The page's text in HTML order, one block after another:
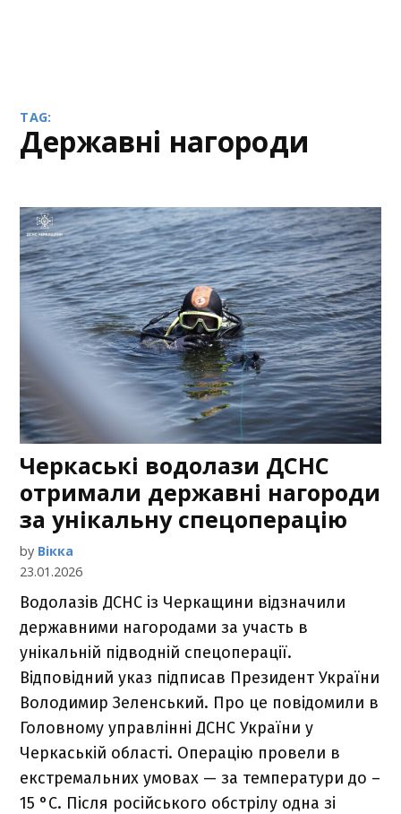
TAG:
державні нагороди
Черкаські водолази ДСНС
отримали державні нагороди
за унікальну спецоперацію
by Вікка
23.01.2026
Водолазів ДСНС із Черкащини відзначили
державними нагородами за участь в
унікальній підводній спецоперації.
Відповідний указ підписав Президент України
Володимир Зеленський. Про це повідомили в
Головному управлінні ДСНС України у
Черкаській області. Операцію провели в
екстремальних умовах — за температури до –
15 °C. Після російського обстрілу одна зі